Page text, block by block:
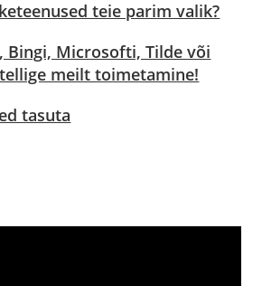
teie parim valik?
Bingi, Microsofti, Tilde või
meilt toimetamine!
tasuta